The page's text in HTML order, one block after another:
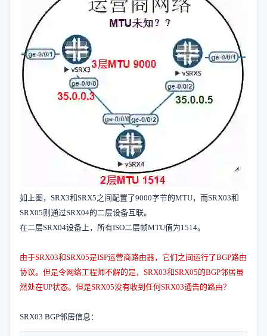
如上图， SRX3和SRX5之间配置了9000字节的MTU，而SRX03和
SRX05则通过SRX04的二层设备互联。
在二层SRX04设备上，所有ISO二层帧MTU值为1514。
由于SRX03和SRX05是ISP运营商路由器，它们之间运行了BGP路由
协议。但是令网络工程师不解的是， SRX03和SRX05的BGP邻居虽
然处在UP状态。但是SRX05没有收到任何SRX03通告的路由？
SRX03 BGP邻居信息：